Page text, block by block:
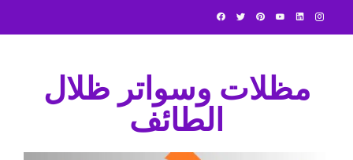
مظلات وسواتر ظلال
الطائف